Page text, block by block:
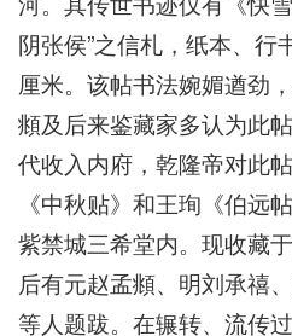
阴张侯”之信札，纸本、
厘米。该帖书法婉媚遒劲
頫及后来鉴藏家多认为此
代收入内府，乾隆帝对此
《中秋贴》和王珣《伯远
紫禁城三希堂内。现收藏
后有元赵孟頫、明刘承禧
等人题跋。在辗转、流传